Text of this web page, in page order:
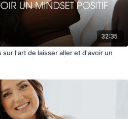
32:35
l'art de laisser aller et d'avoir un